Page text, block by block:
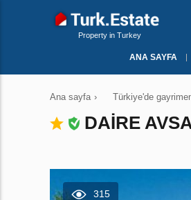
Property in Turkey
ANA SAYFA
Ana sayfa › Türkiye'de
DAIRE
315